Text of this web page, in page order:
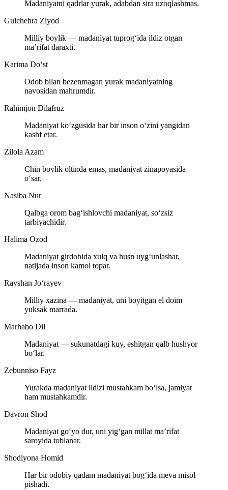
Madaniyatni qadrlar yurak, adabdan sira uzoqlashmas.
Gulchehra Ziyod
Milliy boylik — madaniyat tuprog‘ida ildiz otgan
ma’rifat daraxti.
Karima Do‘st
Odob bilan bezenmagan yurak madaniyatning
navosidan mahrumdir.
Rahimjon Dilafruz
Madaniyat ko‘zgusida har bir inson o‘zini yangidan
kashf etar.
Zilola Azam
Chin boylik oltinda emas, madaniyat zinapoyasida
o‘sar.
Nasiba Nur
Qalbga orom bag‘ishlovchi madaniyat, so‘zsiz
tarbiyachidir.
Halima Ozod
Madaniyat girdobida xulq va husn uyg‘unlashar,
natijada inson kamol topar.
Ravshan Jo‘rayev
Milliy xazina — madaniyat, uni boyitgan el doim
yuksak marrada.
Marhabo Dil
Madaniyat — sukunatdagi kuy, eshitgan qalb hushyor
bo‘lar.
Zebunniso Fayz
Yurakda madaniyat ildizi mustahkam bo‘lsa, jamiyat
ham mustahkamdir.
Davron Shod
Madaniyat go‘yo dur, uni yig‘gan millat ma’rifat
saroyida toblanar.
Shodiyona Homid
Har bir odobiy qadam madaniyat bog‘ida meva misol
pishadi.